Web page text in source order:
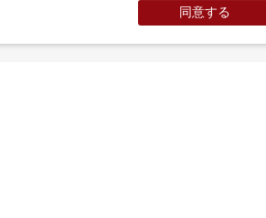
同意する